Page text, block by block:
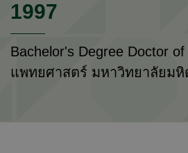
1997
Bachelor's Degree Doctor
แพทยศาสตร์ มหาวิทยาลัยมหิ